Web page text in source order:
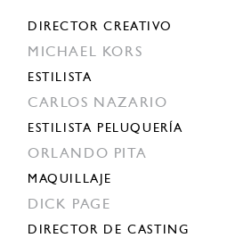
DIRECTOR CREATIVO
MICHAEL KORS
ESTILISTA
CARLOS NAZARIO
ESTILISTA PELUQUERÍA
ORLANDO PITA
MAQUILLAJE
DICK PAGE
DIRECTOR DE CASTING